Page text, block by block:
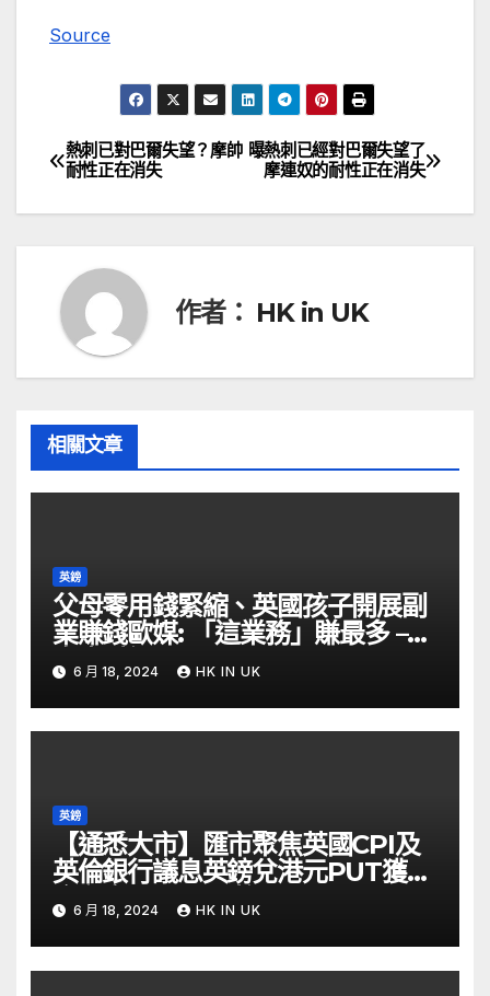
Source
文
章
覽
曝熱刺已經對巴爾失望了
摩連奴的耐性正在消失
熱刺已對巴爾失望？摩帥
耐性正在消失
作者： HK in UK
相關文章
英鎊
父母零用錢緊縮、英國孩子開展副
業賺錢歐媒: 「這業務」賺最多 –
自由財經
6 月 18, 2024 HK IN UK
英鎊
【通悉大市】匯市聚焦英國CPI及
英倫銀行議息英鎊兌港元PUT獲資
金留意 – Now 財經
6 月 18, 2024 HK IN UK